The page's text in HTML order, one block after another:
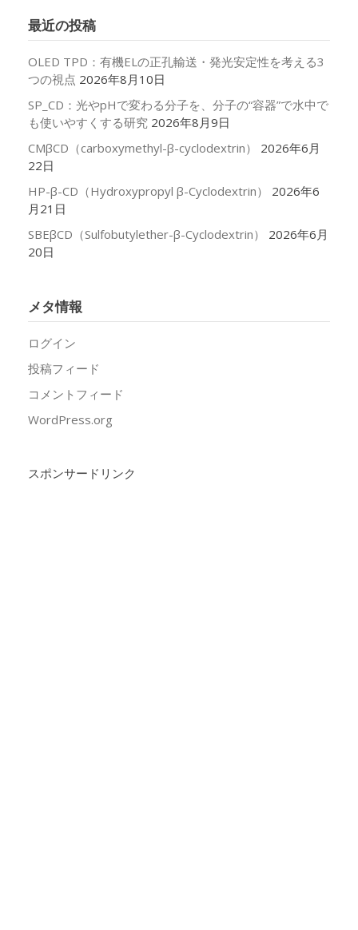
ブ
最近の投稿
OLED TPD：有機ELの正孔輸送・発光安定性を考える3
つの視点 2026年8月10日
SP_CD：光やpHで変わる分子を、分子の“容器”で水中で
も使いやすくする研究 2026年8月9日
CMβCD（carboxymethyl-β-cyclodextrin）
2026年6月
22日
HP-β-CD（Hydroxypropyl β-Cyclodextrin）
2026年6
月21日
SBEβCD（Sulfobutylether-β-Cyclodextrin）
2026年6月
20日
メタ情報
ログイン
投稿フィード
コメントフィード
WordPress.org
スポンサードリンク